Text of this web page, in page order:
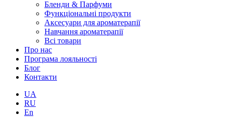
Бленди & Парфуми
Функціональні продукти
Аксесуари для ароматерапії
Навчання ароматерапії
Всі товари
Про нас
Програма лояльності
Блог
Контакти
UA
RU
En